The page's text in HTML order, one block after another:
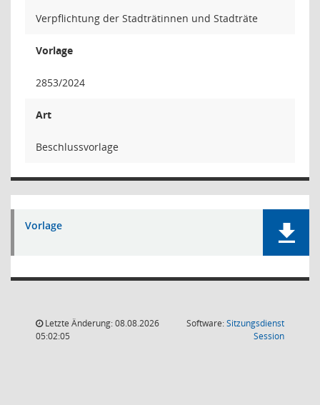
Verpflichtung der Stadträtinnen und Stadträte
Vorlage
2853/2024
Art
Beschlussvorlage
Vorlage
Letzte Änderung: 08.08.2026
05:02:05
Software:Sitzungsdienst
Session(Wird in